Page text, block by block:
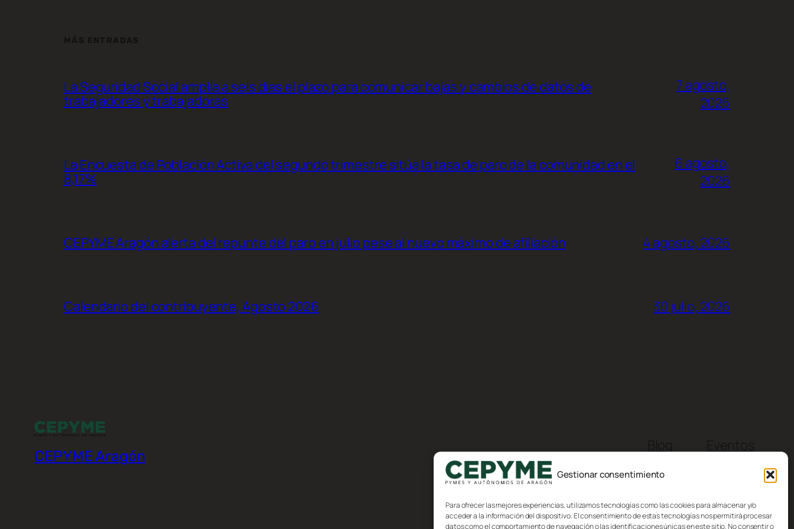
Gestionar consentimiento
Para ofrecer las mejores experiencias, utilizamos tecnologías como las cookies para almacenar y/o
acceder a la información del dispositivo. El consentimiento de estas tecnologías nos permitirá procesar
datos como el comportamiento de navegación o las identificaciones únicas en este sitio. No consentir o
La Seguridad Social amplía a seis días el plazo para comunicar bajas y cambios de datos de
trabajadores y trabajadoras
7 agosto,
2026
La Encuesta de Población Activa del segundo trimestre sitúa la tasa de paro de la comunidad en el
8,17%
6 agosto,
2026
CEPYME Aragón alerta del repunte del paro en julio pese al nuevo máximo de afiliación 4 agosto, 2026
Calendario del contribuyente, Agosto 2026 30 julio, 2026
CEPYME Aragón
FAQs
Autores
Temas